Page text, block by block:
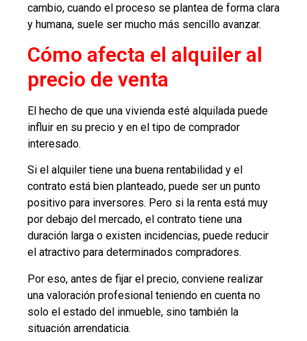
cambio, cuando el proceso se plantea de forma clara
y humana, suele ser mucho más sencillo avanzar.
Cómo afecta el alquiler al
precio de venta
El hecho de que una vivienda esté alquilada puede
influir en su precio y en el tipo de comprador
interesado.
Si el alquiler tiene una buena rentabilidad y el
contrato está bien planteado, puede ser un punto
positivo para inversores. Pero si la renta está muy
por debajo del mercado, el contrato tiene una
duración larga o existen incidencias, puede reducir
el atractivo para determinados compradores.
Por eso, antes de fijar el precio, conviene realizar
una valoración profesional teniendo en cuenta no
solo el estado del inmueble, sino también la
situación arrendaticia.